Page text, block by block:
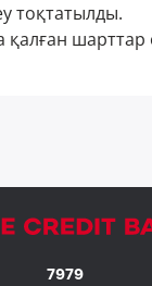
тоқтатылды.
шарттар
7979